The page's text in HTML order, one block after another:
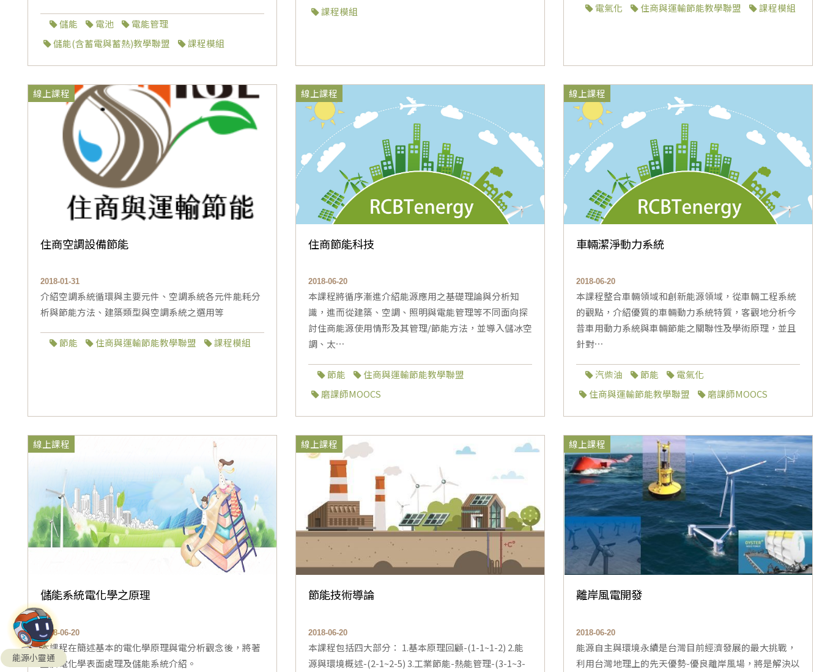
儲能 電池
電能管理
儲能(含蓄電與蓄熱)教學聯盟
課程模組
課程模組
電氣化 住商與運輸節能教學聯盟 課程模組
線上課程
住商空調設備節能
2018-01-31
介紹空調系統循環與主要元件、空調系統各元件能耗分
析與節能方法、建築類型與空調系統之選用等
節能 住商與運輸節能教學聯盟 課程模組
線上課程
住商節能科技
2018-06-20
本課程將循序漸進介紹能源應用之基礎理論與分析知
識，進而從建築、空調、照明與電能管理等不同面向探
討住商能源使用情形及其管理/節能方法，並導入儲冰空
調、太⋯
節能
住商與運輸節能教學聯盟
磨課師MOOCS
線上課程
車輛潔淨動力系統
2018-06-20
本課程整合車輛領域和創新能源領域，從車輛工程系統
的觀點，介紹優質的車輛動力系統特質，客觀地分析今
昔車用動力系統與車輛節能之關聯性及學術原理，並且
針對⋯
汽柴油 節能
電氣化
住商與運輸節能教學聯盟
磨課師MOOCS
線上課程
儲能系統電化學之原理
2018-06-20
本課程在簡述基本的電化學原理與電分析觀念後，將著
重於電化學表面處理及儲能系統介紹。
線上課程
節能技術導論
2018-06-20
本課程包括四大部分： 1.基本原理回顧-(1-1~1-2) 2.能
源與環境概述-(2-1~2-5) 3.工業節能-熱能管理-(3-1~3-
線上課程
離岸風電開發
2018-06-20
能源自主與環境永續是台灣目前經濟發展的最大挑戰，
利用台灣地理上的先天優勢-優良離岸風場，將是解決以
能源小靈通